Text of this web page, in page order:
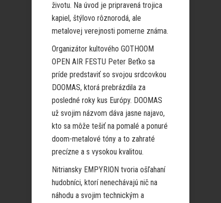
životu. Na úvod je pripravená trojica
kapiel, štýlovo rôznorodá, ale
metalovej verejnosti pomerne známa.
Organizátor kultového GOTHOOM
OPEN AIR FESTU Peter Beťko sa
príde predstaviť so svojou srdcovkou
DOOMAS, ktorá prebrázdila za
posledné roky kus Európy. DOOMAS
už svojim názvom dáva jasne najavo,
kto sa môže tešiť na pomalé a ponuré
doom-metalové tóny a to zahraté
precízne a s vysokou kvalitou.
Nitriansky EMPYRION tvoria ošľahaní
hudobníci, ktorí nenechávajú nič na
náhodu a svojim technickým a